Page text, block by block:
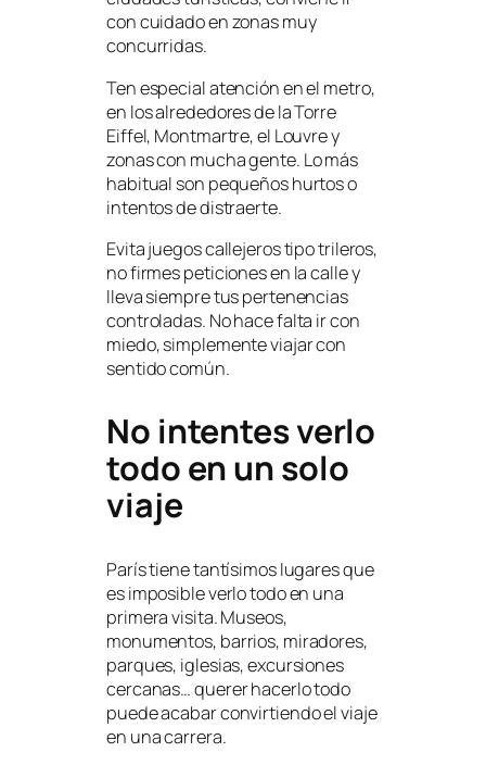
con cuidado en zonas muy
concurridas.
Ten especial atención en el metro,
en los alrededores de la Torre
Eiffel, Montmartre, el Louvre y
zonas con mucha gente. Lo más
habitual son pequeños hurtos o
intentos de distraerte.
Evita juegos callejeros tipo trileros,
no firmes peticiones en la calle y
lleva siempre tus pertenencias
controladas. No hace falta ir con
miedo, simplemente viajar con
sentido común.
No intentes verlo
todo en un solo
viaje
París tiene tantísimos lugares que
es imposible verlo todo en una
primera visita. Museos,
monumentos, barrios, miradores,
parques, iglesias, excursiones
cercanas… querer hacerlo todo
puede acabar convirtiendo el viaje
en una carrera.